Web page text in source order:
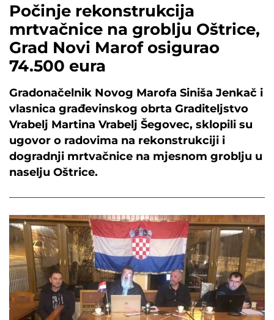
Počinje rekonstrukcija
mrtvačnice na groblju Oštrice,
Grad Novi Marof osigurao
74.500 eura
Gradonačelnik Novog Marofa Siniša Jenkač i
vlasnica građevinskog obrta Graditeljstvo
Vrabelj Martina Vrabelj Šegovec, sklopili su
ugovor o radovima na rekonstrukciji i
dogradnji mrtvačnice na mjesnom groblju u
naselju Oštrice.